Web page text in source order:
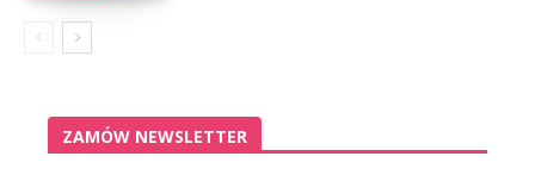
ZAMÓW NEWSLETTER